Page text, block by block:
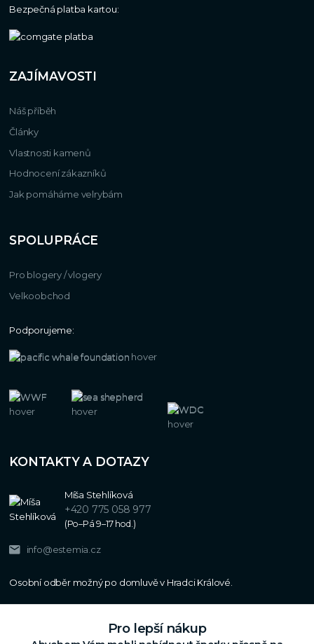
Bezpečná platba kartou:
ZAJÍMAVOSTI
Náš příběh
Články
Vlastnosti kamenů
Hodnocení zákazníků
Jak pomáháme velrybám
SPOLUPRÁCE
Pro blogery / vlogery
Velkoobchod
Podporujeme:
KONTAKTY A DOTAZY
Míša Stehlíková
+420 775 058 977
(Po–Pá 9–17 hod.)
info@estemia.cz
Pro lepší nákup